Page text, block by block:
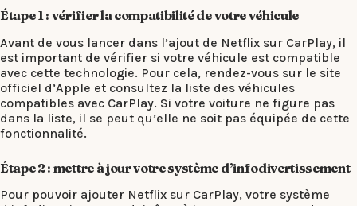
Étape 1 : vérifier la compatibilité de votre véhicule
Avant de vous lancer dans l’ajout de Netflix sur CarPlay, il
est important de vérifier si votre véhicule est compatible
avec cette technologie. Pour cela, rendez-vous sur le site
officiel d’Apple et consultez la liste des véhicules
compatibles avec CarPlay. Si votre voiture ne figure pas
dans la liste, il se peut qu’elle ne soit pas équipée de cette
fonctionnalité.
Étape 2 : mettre à jour votre système d’infodivertissement
Pour pouvoir ajouter Netflix sur CarPlay, votre système